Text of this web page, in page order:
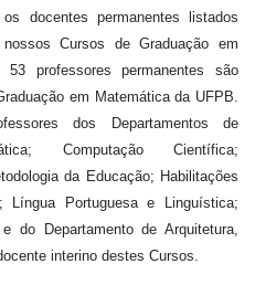
docentes permanentes listados
Cursos de Graduação em
professores permanentes são
em Matemática da UFPB.
dos Departamentos de
Computação Científica;
da Educação; Habilitações
Língua Portuguesa e Linguística;
do Departamento de Arquitetura,
interino destes Cursos.